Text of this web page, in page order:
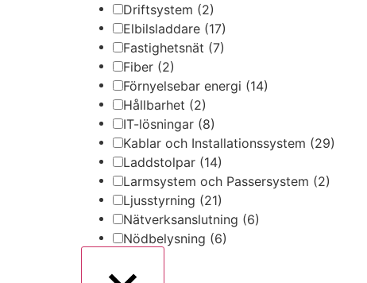
Driftsystem (2)
Elbilsladdare (17)
Fastighetsnät (7)
Fiber (2)
Förnyelsebar energi (14)
Hållbarhet (2)
IT-lösningar (8)
Kablar och Installationssystem (29)
Laddstolpar (14)
Larmsystem och Passersystem (2)
Ljusstyrning (21)
Nätverksanslutning (6)
Nödbelysning (6)